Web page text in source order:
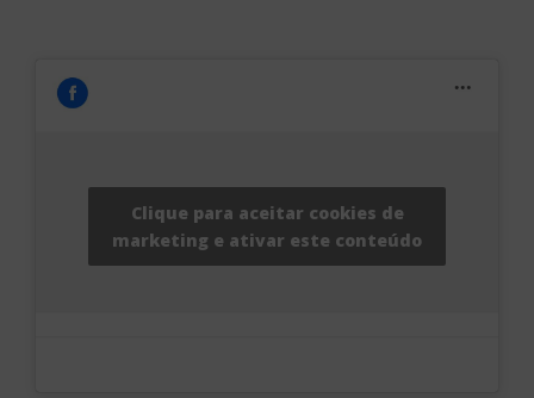
Clique para aceitar cookies de
marketing e ativar este conteúdo